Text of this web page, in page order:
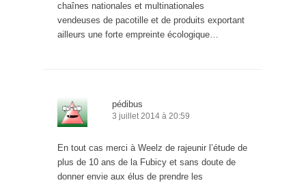
chaînes nationales et multinationales
vendeuses de pacotille et de produits exportant
ailleurs une forte empreinte écologique…
pédibus
3 juillet 2014 à 20:59
En tout cas merci à Weelz de rajeunir l’étude de
plus de 10 ans de la Fubicy et sans doute de
donner envie aux élus de prendre les